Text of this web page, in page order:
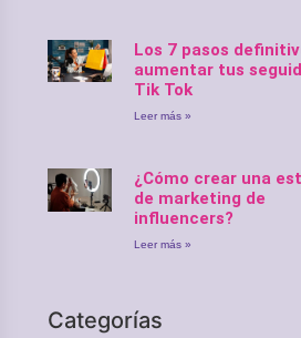
Los 7 pasos
aumentar tus
Tik Tok
Leer más »
¿Cómo crear una
de marketing de
influencers?
Leer más »
Categorías